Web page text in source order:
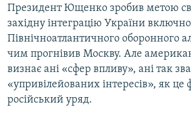
Президент Ющенко зробив метою
західну інтеграцію України
Північноатлантичного оборонного
чим прогнівив Москву. Але
визнає ані «сфер впливу», ані так
«упривілейованих інтересів», як
російський уряд.